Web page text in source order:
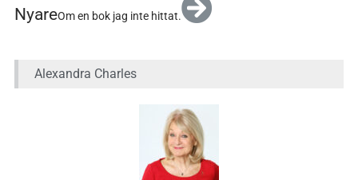
NyareOm en bok jag inte hittat.
Alexandra Charles